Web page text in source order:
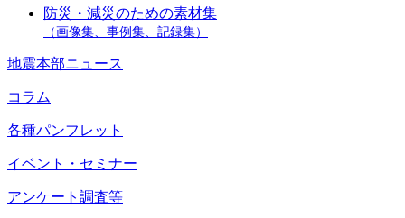
防災・減災のための素材集
（画像集、事例集、記録集）
地震本部ニュース
コラム
各種パンフレット
イベント・セミナー
アンケート調査等